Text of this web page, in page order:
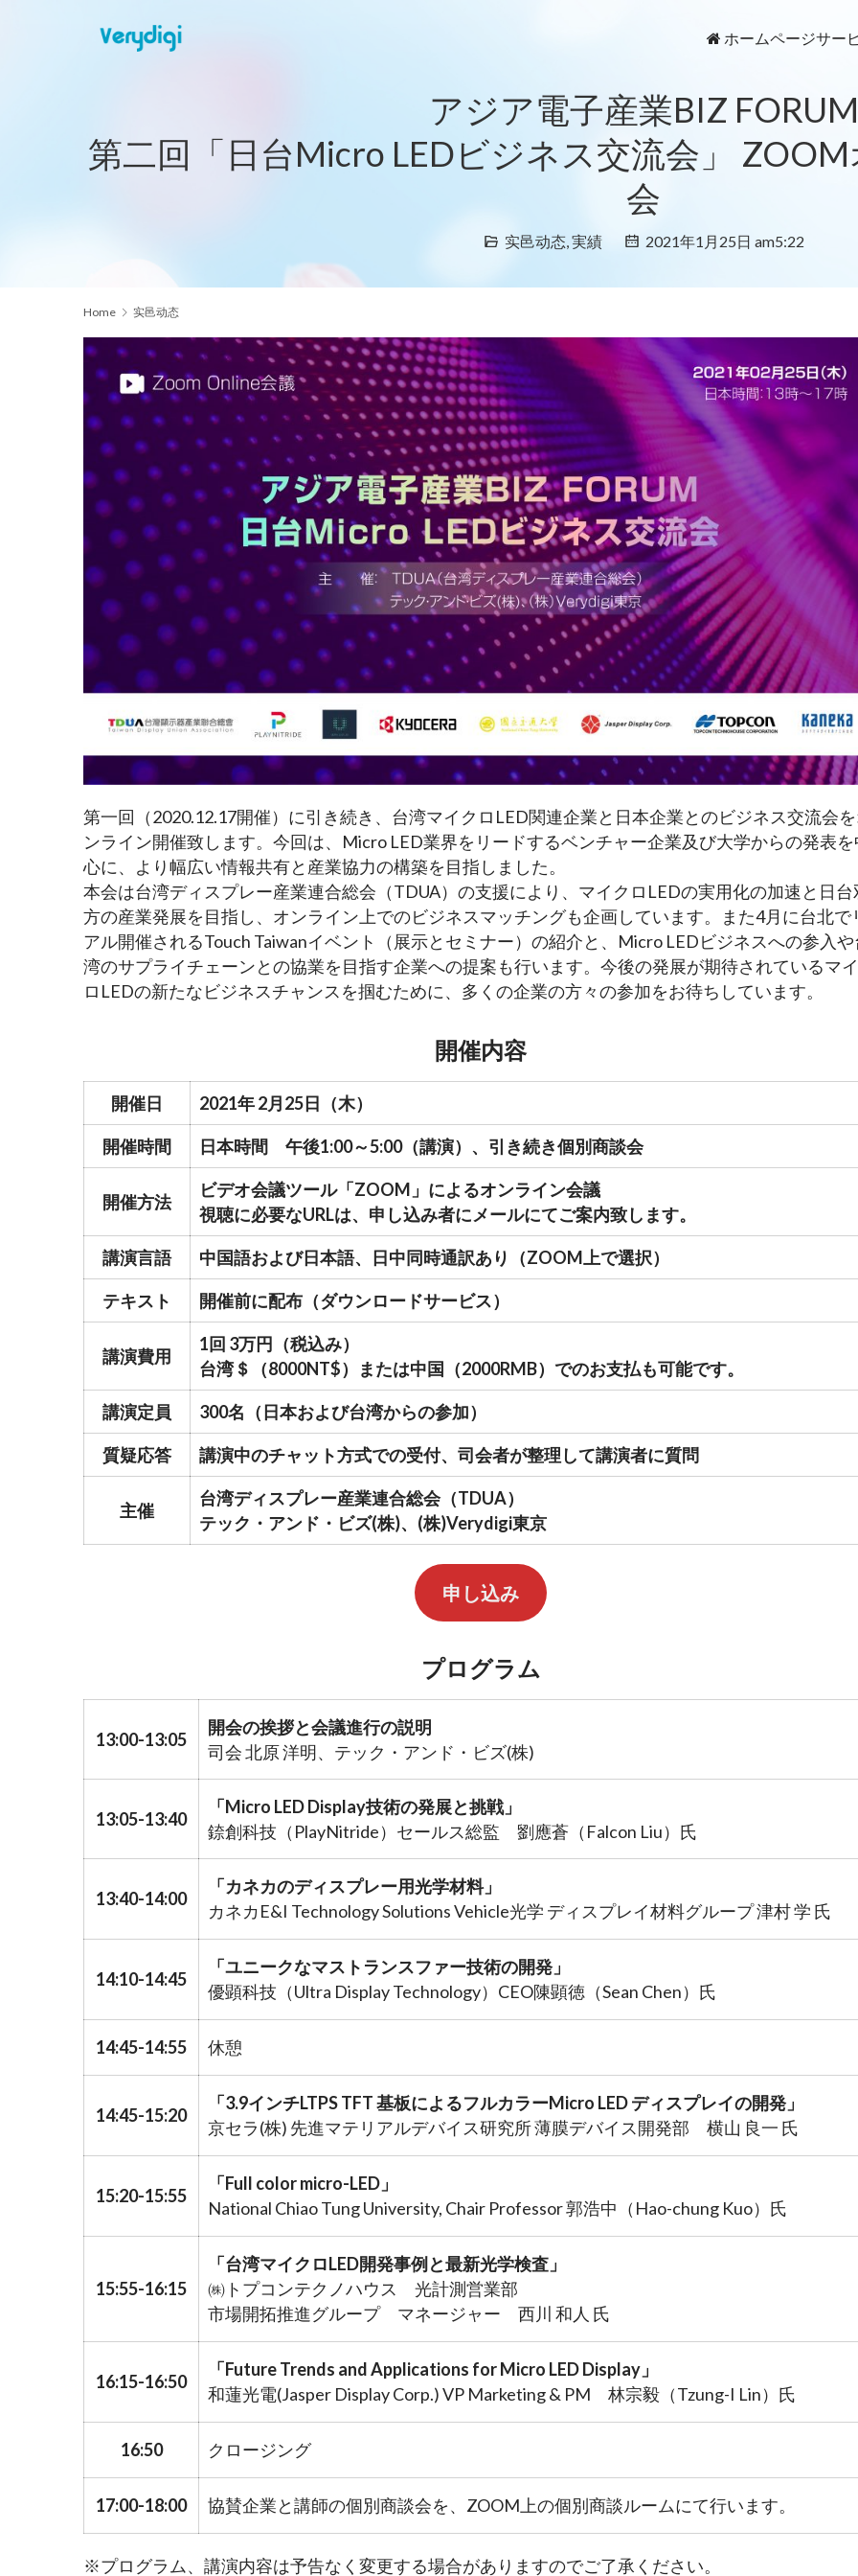
ホームページサー
アジア電子産業BIZ FORUM
第二回「日台Micro LEDビジネス交流会」
会
实邑动态, 実績 2021年1月25日 am5:22
Home 实邑动态
第一回（2020.12.17開催）に引き続き、台湾マイクロLED関連企業と日本企業とのビジネス交流会を
ンライン開催致します。今回は、Micro LED業界をリードするベンチャー企業及び大学からの発表を
心に、より幅広い情報共有と産業協力の構築を目指しました。
本会は台湾ディスプレー産業連合総会（TDUA）の支援により、マイクロLEDの実用化の加速と日台
方の産業発展を目指し、オンライン上でのビジネスマッチングも企画しています。また4月に台北で
アル開催されるTouch Taiwanイベント（展示とセミナー）の紹介と、Micro LEDビジネスへの参入や
湾のサプライチェーンとの協業を目指す企業への提案も行います。今後の発展が期待されているマ
ロLEDの新たなビジネスチャンスを掴むために、多くの企業の方々の参加をお待ちしています。
開催内容
開催日 2021年 2月25日（木）
開催時間 日本時間 午後1:00～5:00（講演）、引き続き個別商談会
開催方法
ビデオ会議ツール「ZOOM」によるオンライン会議
視聴に必要なURLは、申し込み者にメールにてご案内致します。
講演言語 中国語および日本語、日中同時通訳あり（ZOOM上で選択）
テキスト 開催前に配布（ダウンロードサービス）
講演費用
1回 3万円（税込み）
台湾＄（8000NT$）または中国（2000RMB）でのお支払も可能です。
講演定員 300名（日本および台湾からの参加）
質疑応答 講演中のチャット方式での受付、司会者が整理して講演者に質問
主催
台湾ディスプレー産業連合総会（TDUA）
テック・アンド・ビズ(株)、(株)Verydigi東京
申し込み
プログラム
13:00-13:05
開会の挨拶と会議進行の説明
司会 北原 洋明、テック・アンド・ビズ(株)
13:05-13:40
「Micro LED Display技術の発展と挑戦」
錼創科技（PlayNitride）セールス総監 劉應蒼（Falcon Liu）氏
13:40-14:00
「カネカのディスプレー用光学材料」
カネカE&I Technology Solutions Vehicle光学 ディスプレイ材料グループ 津村 学 氏
14:10-14:45
「ユニークなマストランスファー技術の開発」
優顕科技（Ultra Display Technology）CEO陳顕徳（Sean Chen）氏
14:45-14:55 休憩
14:45-15:20
「3.9インチLTPS TFT 基板によるフルカラーMicro LED ディスプレイの開発」
京セラ(株) 先進マテリアルデバイス研究所 薄膜デバイス開発部 横山 良一 氏
15:20-15:55
「Full color micro-LED」
National Chiao Tung University, Chair Professor 郭浩中（Hao-chung Kuo）氏
15:55-16:15
「台湾マイクロLED開発事例と最新光学検査」
㈱トプコンテクノハウス 光計測営業部
市場開拓推進グループ マネージャー 西川 和人 氏
16:15-16:50
「Future Trends and Applications for Micro LED Display」
和蓮光電(Jasper Display Corp.) VP Marketing & PM 林宗毅（Tzung-I Lin）氏
16:50 クロージング
17:00-18:00 協賛企業と講師の個別商談会を、ZOOM上の個別商談ルームにて行います。
※プログラム、講演内容は予告なく変更する場合がありますのでご了承ください。